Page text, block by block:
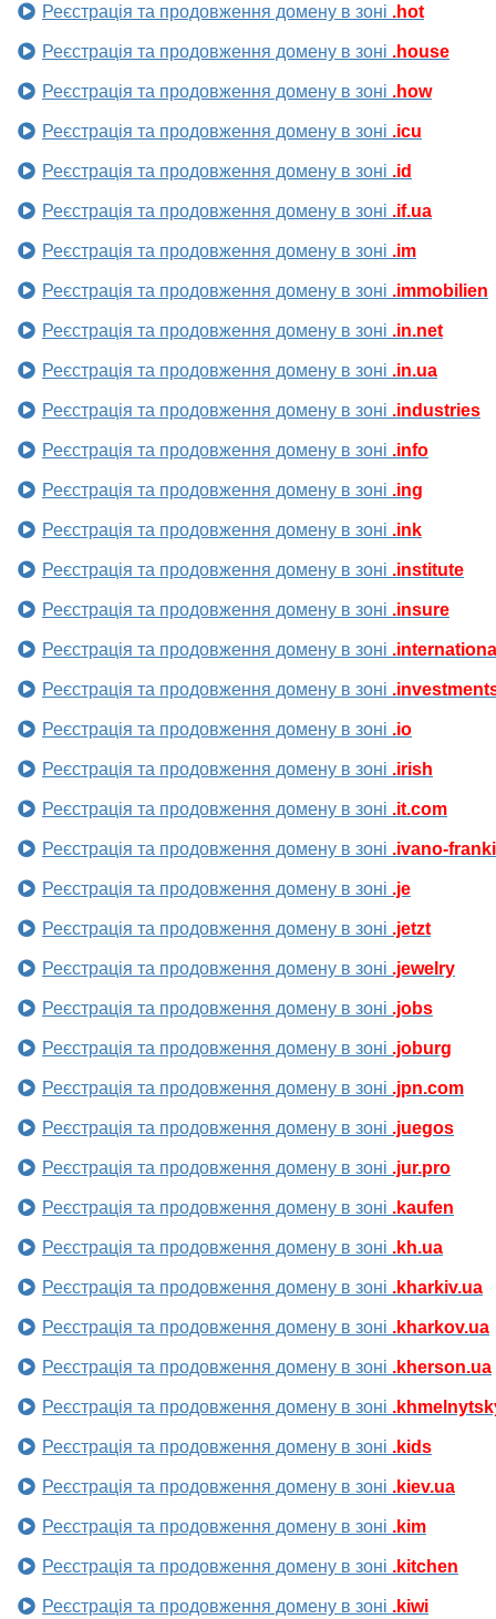
Реєстрація та продовження домену в зоні .hot
Реєстрація та продовження домену в зоні .house
Реєстрація та продовження домену в зоні .how
Реєстрація та продовження домену в зоні .icu
Реєстрація та продовження домену в зоні .id
Реєстрація та продовження домену в зоні .if.ua
Реєстрація та продовження домену в зоні .im
Реєстрація та продовження домену в зоні .immobilien
Реєстрація та продовження домену в зоні .in.net
Реєстрація та продовження домену в зоні .in.ua
Реєстрація та продовження домену в зоні .industries
Реєстрація та продовження домену в зоні .info
Реєстрація та продовження домену в зоні .ing
Реєстрація та продовження домену в зоні .ink
Реєстрація та продовження домену в зоні .institute
Реєстрація та продовження домену в зоні .insure
Реєстрація та продовження домену в зоні
Реєстрація та продовження домену в зоні
Реєстрація та продовження домену в зоні .io
Реєстрація та продовження домену в зоні .irish
Реєстрація та продовження домену в зоні .it.com
Реєстрація та продовження домену в зоні .ivano-
Реєстрація та продовження домену в зоні .je
Реєстрація та продовження домену в зоні .jetzt
Реєстрація та продовження домену в зоні .jewelry
Реєстрація та продовження домену в зоні .jobs
Реєстрація та продовження домену в зоні .joburg
Реєстрація та продовження домену в зоні .jpn.com
Реєстрація та продовження домену в зоні .juegos
Реєстрація та продовження домену в зоні .jur.pro
Реєстрація та продовження домену в зоні .kaufen
Реєстрація та продовження домену в зоні .kh.ua
Реєстрація та продовження домену в зоні .kharkiv.ua
Реєстрація та продовження домену в зоні .kharkov.ua
Реєстрація та продовження домену в зоні .kherson.ua
Реєстрація та продовження домену в зоні
Реєстрація та продовження домену в зоні .kids
Реєстрація та продовження домену в зоні .kiev.ua
Реєстрація та продовження домену в зоні .kim
Реєстрація та продовження домену в зоні .kitchen
Реєстрація та продовження домену в зоні .kiwi